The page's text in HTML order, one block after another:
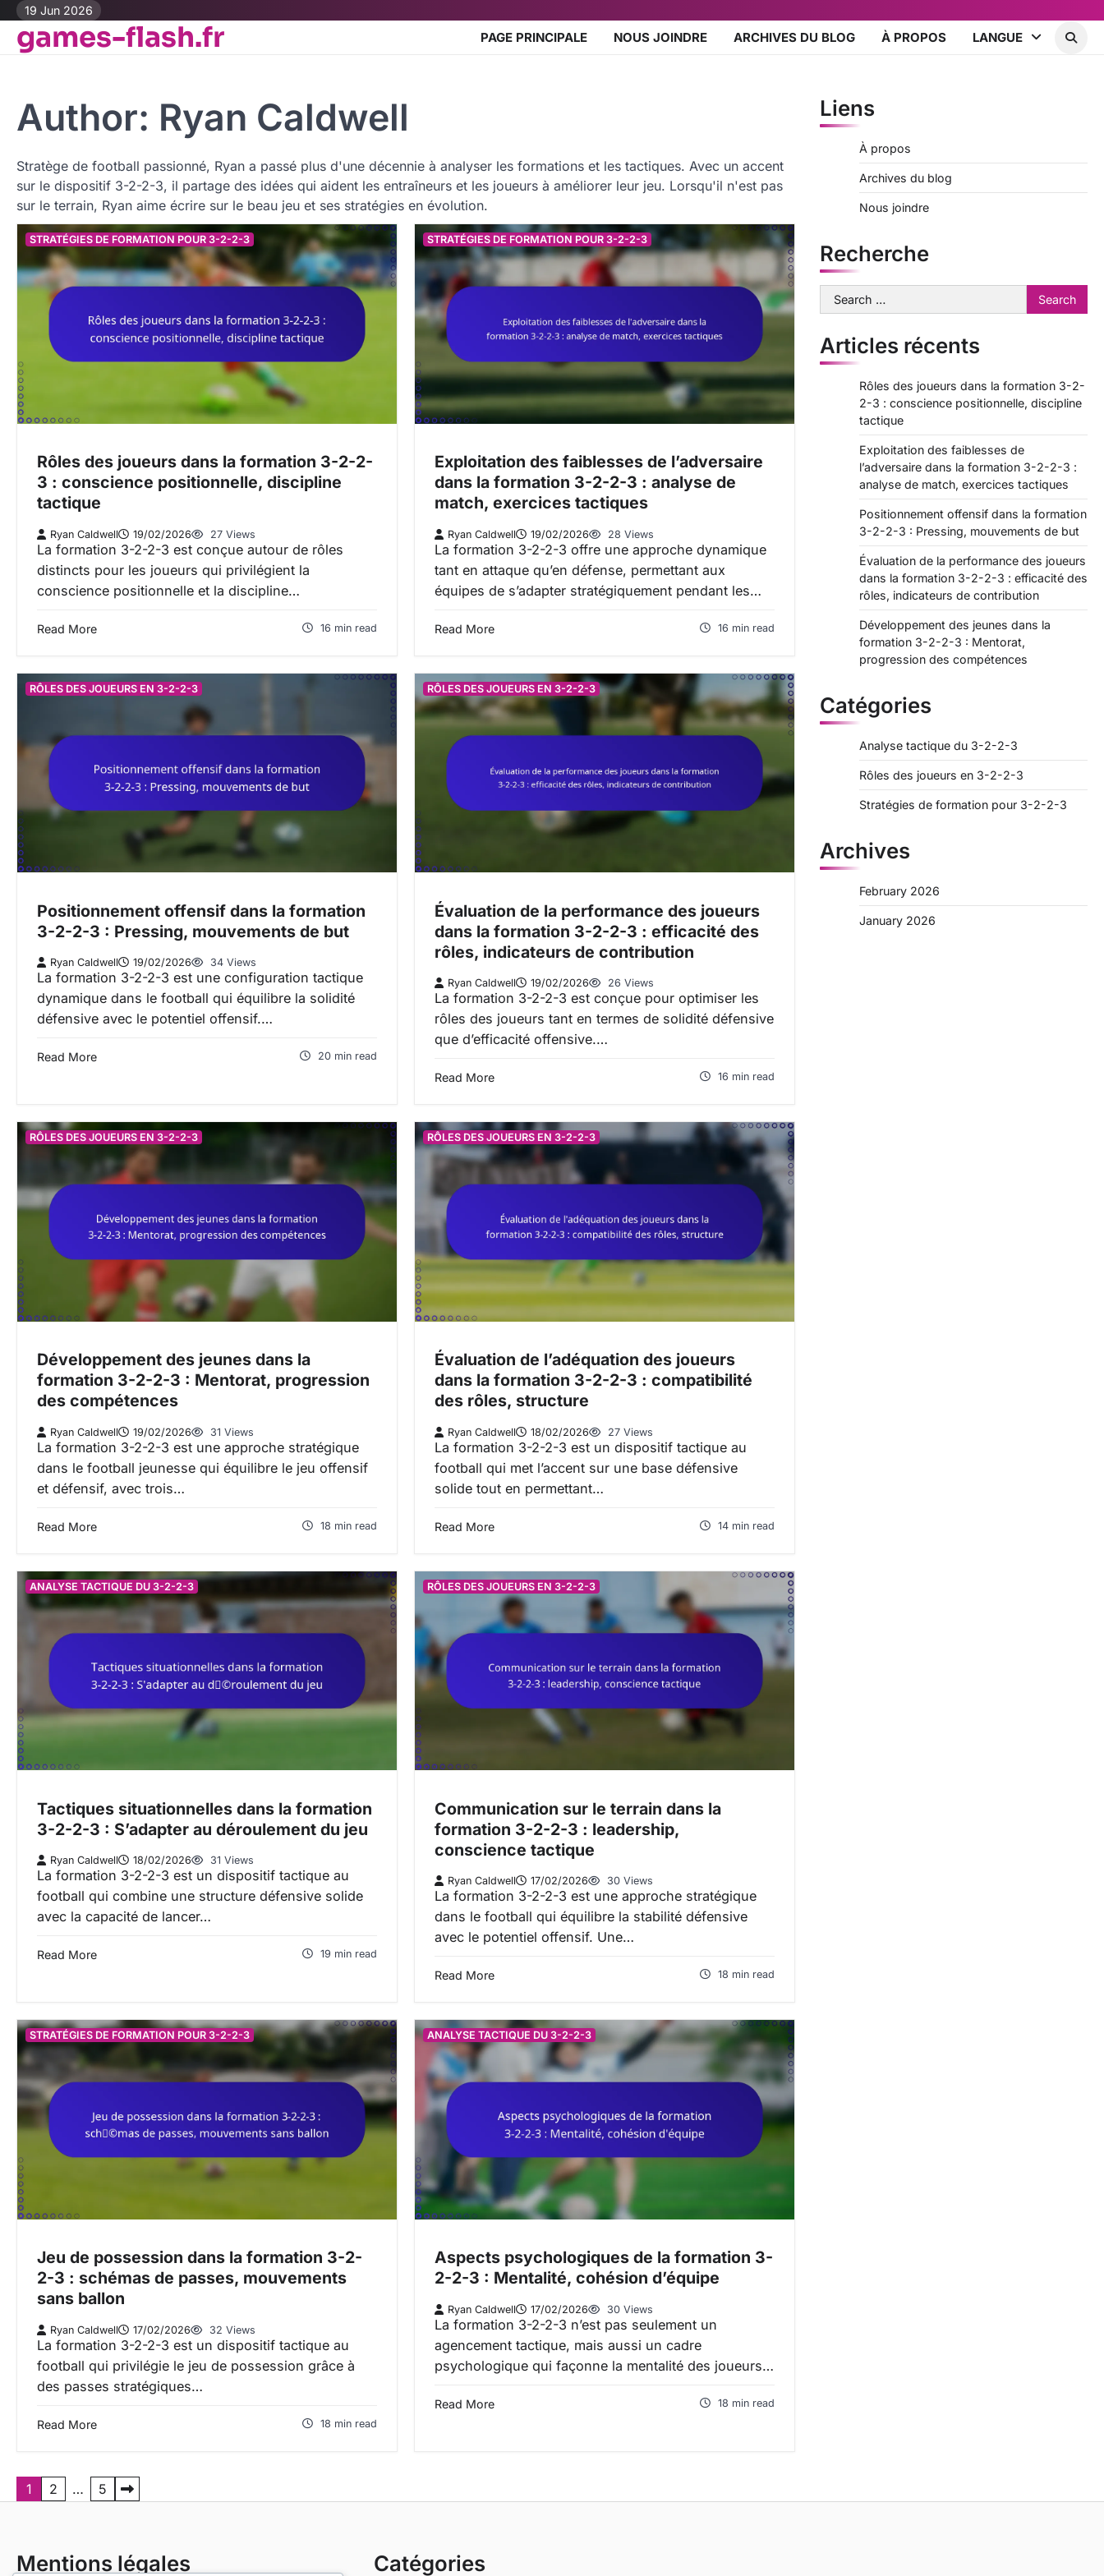
Skip
content
19 Jun 2026
games-flash.fr PAGE PRINCIPALE NOUS JOINDRE ARCHIVES DU BLOG À PROPOS LANGUE
Author: Ryan Caldwell
Stratège de football passionné, Ryan a passé plus d'une décennie à analyser les formations et les tactiques. Avec un accent
sur le dispositif 3-2-2-3, il partage des idées qui aident les entraîneurs et les joueurs à améliorer leur jeu. Lorsqu'il n'est pas
sur le terrain, Ryan aime écrire sur le beau jeu et ses stratégies en évolution.
STRATÉGIES DE FORMATION POUR 3-2-2-3
Rôles des joueurs dans la formation 3-2-2-
3 : conscience positionnelle, discipline
tactique
Ryan Caldwell 19/02/2026 27 Views
La formation 3-2-2-3 est conçue autour de rôles
distincts pour les joueurs qui privilégient la
conscience positionnelle et la discipline…
Read More 16 min read
STRATÉGIES DE FORMATION POUR 3-2-2-3
Exploitation des faiblesses de l’adversaire
dans la formation 3-2-2-3 : analyse de
match, exercices tactiques
Ryan Caldwell 19/02/2026 28 Views
La formation 3-2-2-3 offre une approche dynamique
tant en attaque qu’en défense, permettant aux
équipes de s’adapter stratégiquement pendant les…
Read More 16 min read
RÔLES DES JOUEURS EN 3-2-2-3
Positionnement offensif dans la formation
3-2-2-3 : Pressing, mouvements de but
Ryan Caldwell 19/02/2026 34 Views
La formation 3-2-2-3 est une configuration tactique
dynamique dans le football qui équilibre la solidité
défensive avec le potentiel offensif.…
Read More 20 min read
RÔLES DES JOUEURS EN 3-2-2-3
Évaluation de la performance des joueurs
dans la formation 3-2-2-3 : efficacité des
rôles, indicateurs de contribution
Ryan Caldwell 19/02/2026 26 Views
La formation 3-2-2-3 est conçue pour optimiser les
rôles des joueurs tant en termes de solidité défensive
que d’efficacité offensive.…
Read More 16 min read
RÔLES DES JOUEURS EN 3-2-2-3
Développement des jeunes dans la
formation 3-2-2-3 : Mentorat, progression
des compétences
Ryan Caldwell 19/02/2026 31 Views
La formation 3-2-2-3 est une approche stratégique
dans le football jeunesse qui équilibre le jeu offensif
et défensif, avec trois…
Read More 18 min read
RÔLES DES JOUEURS EN 3-2-2-3
Évaluation de l’adéquation des joueurs
dans la formation 3-2-2-3 : compatibilité
des rôles, structure
Ryan Caldwell 18/02/2026 27 Views
La formation 3-2-2-3 est un dispositif tactique au
football qui met l’accent sur une base défensive
solide tout en permettant…
Read More 14 min read
ANALYSE TACTIQUE DU 3-2-2-3
Tactiques situationnelles dans la formation
3-2-2-3 : S’adapter au déroulement du jeu
Ryan Caldwell 18/02/2026 31 Views
La formation 3-2-2-3 est un dispositif tactique au
football qui combine une structure défensive solide
avec la capacité de lancer…
Read More 19 min read
RÔLES DES JOUEURS EN 3-2-2-3
Communication sur le terrain dans la
formation 3-2-2-3 : leadership,
conscience tactique
Ryan Caldwell 17/02/2026 30 Views
La formation 3-2-2-3 est une approche stratégique
dans le football qui équilibre la stabilité défensive
avec le potentiel offensif. Une…
Read More 18 min read
STRATÉGIES DE FORMATION POUR 3-2-2-3
Jeu de possession dans la formation 3-2-
2-3 : schémas de passes, mouvements
sans ballon
Ryan Caldwell 17/02/2026 32 Views
La formation 3-2-2-3 est un dispositif tactique au
football qui privilégie le jeu de possession grâce à
des passes stratégiques…
Read More 18 min read
ANALYSE TACTIQUE DU 3-2-2-3
Aspects psychologiques de la formation 3-
2-2-3 : Mentalité, cohésion d’équipe
Ryan Caldwell 17/02/2026 30 Views
La formation 3-2-2-3 n’est pas seulement un
agencement tactique, mais aussi un cadre
psychologique qui façonne la mentalité des joueurs…
Read More 18 min read
t
1 2 … 5
Liens
À propos
Archives du blog
Nous joindre
Recherche
Search
for:
Articles récents
Rôles des joueurs dans la formation 3-2-
2-3 : conscience positionnelle, discipline
tactique
Exploitation des faiblesses de
l’adversaire dans la formation 3-2-2-3 :
analyse de match, exercices tactiques
Positionnement offensif dans la formation
3-2-2-3 : Pressing, mouvements de but
Évaluation de la performance des joueurs
dans la formation 3-2-2-3 : efficacité des
rôles, indicateurs de contribution
Développement des jeunes dans la
formation 3-2-2-3 : Mentorat,
progression des compétences
Catégories
Analyse tactique du 3-2-2-3
Rôles des joueurs en 3-2-2-3
Stratégies de formation pour 3-2-2-3
Archives
February 2026
January 2026
Mentions légales Catégories